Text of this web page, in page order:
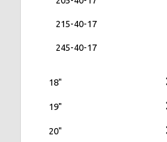
215-40-17
245-40-17
18"
19"
20"